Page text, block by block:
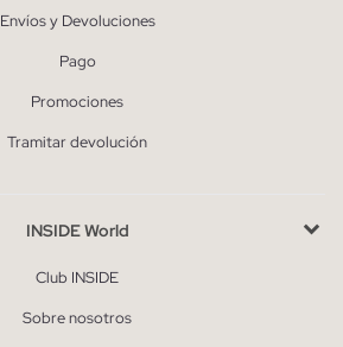
Envíos y Devoluciones
Pago
Promociones
Tramitar devolución
INSIDE World
Club INSIDE
Sobre nosotros